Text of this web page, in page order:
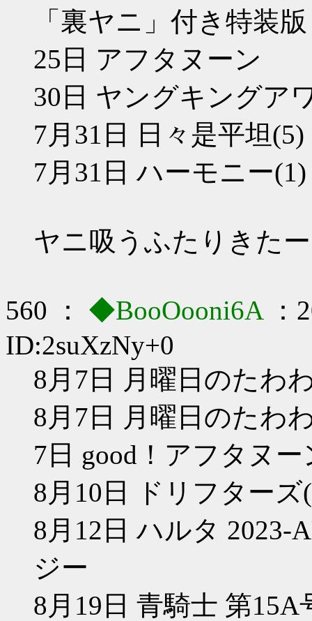
「裏ヤニ」付き特装
25日 アフタヌーン
30日 ヤングキングア
7月31日 日々是平坦(5)
7月31日 ハーモニー
ヤニ吸うふたりきた
560 ： ◆BooOooni6A
ID:2suXzNy+0
8月7日 月曜日のたわ
8月7日 月曜日のたわ
7日 good！アフタヌー
8月10日 ドリフターズ
8月12日 ハルタ 2023-
ジー
8月19日 青騎士 第15A